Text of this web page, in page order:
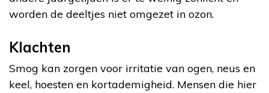
worden de deeltjes niet omgezet in ozon.
Klachten
Smog kan zorgen voor irritatie van ogen, neus en
keel, hoesten en kortademigheid. Mensen die hier